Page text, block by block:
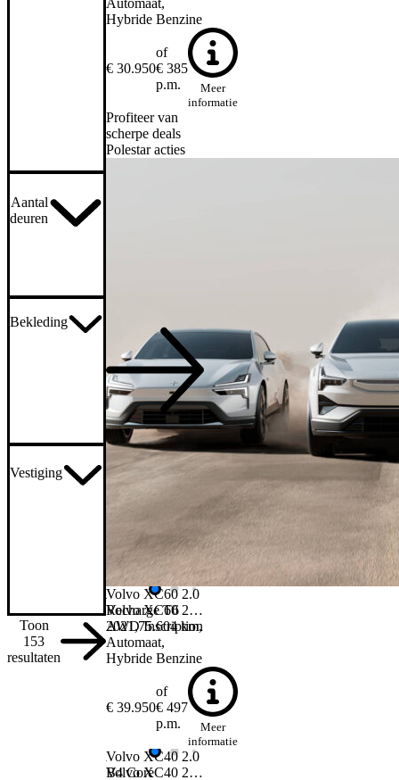
Aantal
deuren
Bekleding
Vestiging
Toon
153
resultaten
Hybride Benzine
€ 30.950
of
€ 385
p.m.
Meer
informatie
Profiteer van
scherpe deals
Polestar acties
Volvo XC602.0 Recharge T6 AWD Inscription
2021 75.604 km
Automaat
Hybride Benzine
€ 39.950
of
€ 497
p.m.
Meer
informatie
Volvo XC602.0
Recharge T6
AWD Inscription
Volvo XC402.0 B4 Core
Volvo XC402.0
B4 Core